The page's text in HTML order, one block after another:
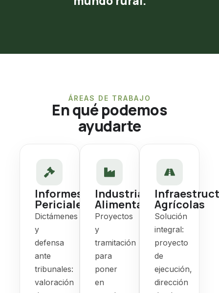
ÁREAS DE TRABAJO
En qué podemos
ayudarte
Informes
Periciales
Dictámenes
y
defensa
ante
tribunales:
valoración
Industria
Alimentaria
Proyectos
y
tramitación
para
poner
en
Agrícolas
Solución
integral:
proyecto
de
ejecución,
dirección